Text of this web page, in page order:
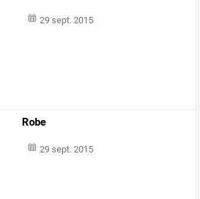
29 sept. 2015
Robe
29 sept. 2015